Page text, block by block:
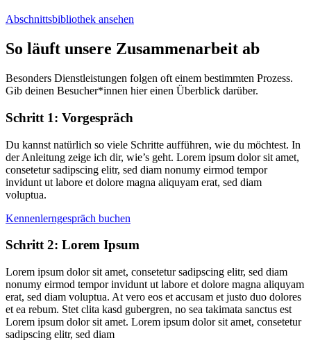
Abschnittsbibliothek ansehen
So läuft unsere Zusammenarbeit ab
Besonders Dienstleistungen folgen oft einem bestimmten Prozess.
Gib deinen Besucher*innen hier einen Überblick darüber.
Schritt 1: Vorgespräch
Du kannst natürlich so viele Schritte aufführen, wie du möchtest. In
der Anleitung zeige ich dir, wie’s geht. Lorem ipsum dolor sit amet,
consetetur sadipscing elitr, sed diam nonumy eirmod tempor
invidunt ut labore et dolore magna aliquyam erat, sed diam
voluptua.
Kennenlerngespräch buchen
Schritt 2: Lorem Ipsum
Lorem ipsum dolor sit amet, consetetur sadipscing elitr, sed diam
nonumy eirmod tempor invidunt ut labore et dolore magna aliquyam
erat, sed diam voluptua. At vero eos et accusam et justo duo dolores
et ea rebum. Stet clita kasd gubergren, no sea takimata sanctus est
Lorem ipsum dolor sit amet. Lorem ipsum dolor sit amet, consetetur
sadipscing elitr, sed diam